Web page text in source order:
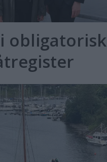
obligatorisk